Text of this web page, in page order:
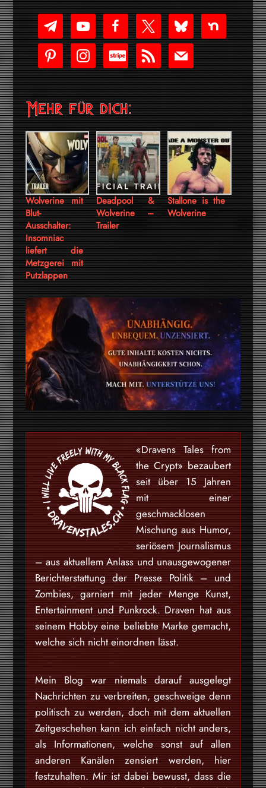
telegramyoutube-
play
facebookx blueskynextdoor
pinterestinstagram
cc-
stripe
rss mail
Mehr für dich:
Wolverine mit
Blut-
Ausschalter:
Insomniac
liefert die
Metzgerei mit
Putzlappen
Deadpool &
Wolverine –
Trailer
Stallone is the
Wolverine
«Dravens Tales from
the Crypt» bezaubert
seit über 15 Jahren
mit einer
geschmacklosen
Mischung aus Humor,
seriösem Journalismus
– aus aktuellem Anlass und unausgewogener
Berichterstattung der Presse Politik – und
Zombies, garniert mit jeder Menge Kunst,
Entertainment und Punkrock. Draven hat aus
seinem Hobby eine beliebte Marke gemacht,
welche sich nicht einordnen lässt.
Mein Blog war niemals darauf ausgelegt
Nachrichten zu verbreiten, geschweige denn
politisch zu werden, doch mit dem aktuellen
Zeitgeschehen kann ich einfach nicht anders,
als Informationen, welche sonst auf allen
anderen Kanälen zensiert werden, hier
festzuhalten. Mir ist dabei bewusst, dass die